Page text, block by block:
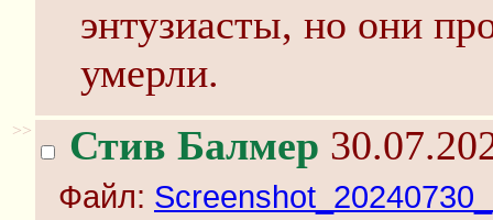
энтузиасты, но они
умерли.
>> Стив Балмер
Файл: